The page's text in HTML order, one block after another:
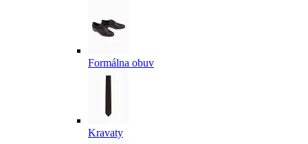
Formálna obuv
Kravaty